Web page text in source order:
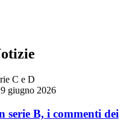
C e D
giugno 2026
serie B, i commenti dei